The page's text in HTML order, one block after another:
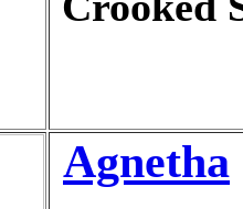
Agnetha